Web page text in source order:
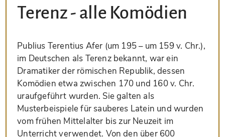
Terenz - alle Komödien
Publius Terentius Afer (um 195 – um 159 v. Chr.),
im Deutschen als Terenz bekannt, war ein
Dramatiker der römischen Republik, dessen
Komödien etwa zwischen 170 und 160 v. Chr.
uraufgeführt wurden. Sie galten als
Musterbeispiele für sauberes Latein und wurden
vom frühen Mittelalter bis zur Neuzeit im
Unterricht verwendet. Von den über 600